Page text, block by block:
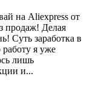
на Aliexpress от
продаж! Делая
Суть заработка в
я уже
лишь
и...